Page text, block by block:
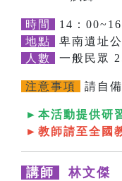
時間
14：
地點
卑南遺址
人數
一般民眾
注意事項 請自
►本活動提供研
►教師請至全國
講師 林文傑